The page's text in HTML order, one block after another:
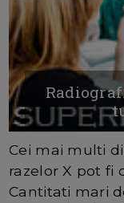
Cei mai multi
razelor X pot fi
Cantitati mari